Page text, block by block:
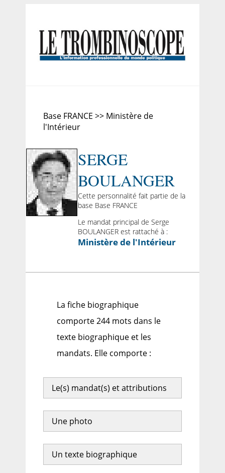
Base FRANCE >> Ministère de
l'Intérieur
SERGE
BOULANGER
Cette personnalité fait partie de la
base Base FRANCE
Le mandat principal de Serge
BOULANGER est rattaché à :
Ministère de l'Intérieur
La fiche biographique
comporte 244 mots dans le
texte biographique et les
mandats. Elle comporte :
Le(s) mandat(s) et attributions
Une photo
Un texte biographique